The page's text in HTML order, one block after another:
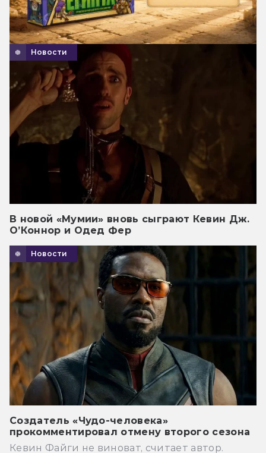
Новости
В новой «Мумии» вновь сыграют Кевин Дж.
О’Коннор и Одед Фер
Новости
Создатель «Чудо-человека»
прокомментировал отмену второго сезона
Кевин Файги не виноват, считает автор.